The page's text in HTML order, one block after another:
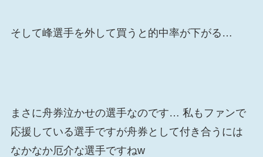
そして峰選手を外して買うと的中率が下がる…
まさに舟券泣かせの選手なのです… 私もファンで
応援している選手ですが舟券として付き合うには
なかなか厄介な選手ですねw